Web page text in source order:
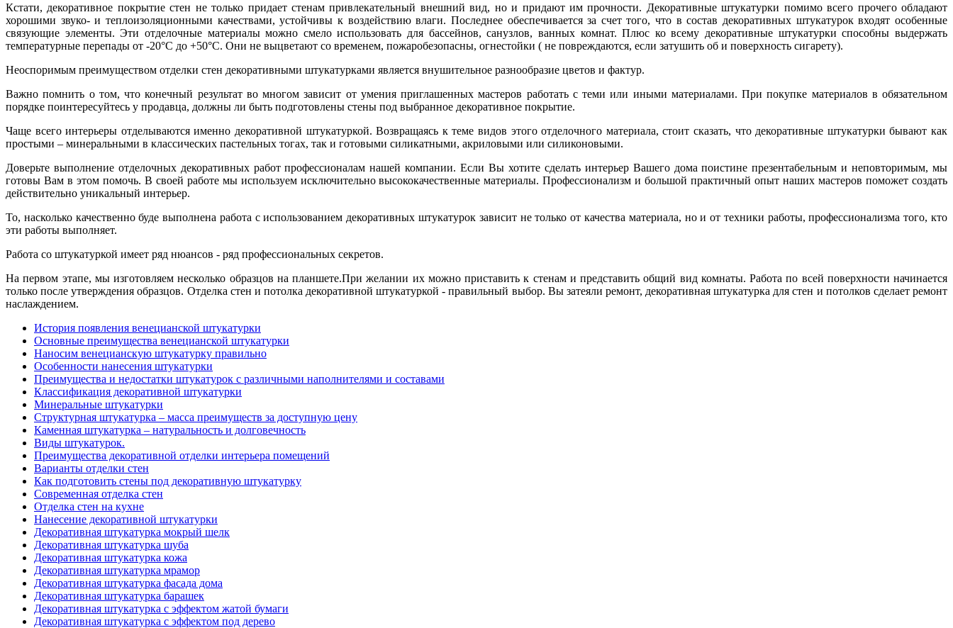
Кстати, декоративное покрытие стен не только придает стенам привлекательный внешний вид, но и придают им прочности. Декоративные штукатурки помимо всего прочего обладают
хорошими звуко- и теплоизоляционными качествами, устойчивы к воздействию влаги. Последнее обеспечивается за счет того, что в состав декоративных штукатурок входят особенные
связующие элементы. Эти отделочные материалы можно смело использовать для бассейнов, санузлов, ванных комнат. Плюс ко всему декоративные штукатурки способны выдержать
температурные перепады от -20°С до +50°С. Они не выцветают со временем, пожаробезопасны, огнестойки ( не повреждаются, если затушить об и поверхность сигарету).
Неоспоримым преимуществом отделки стен декоративными штукатурками является внушительное разнообразие цветов и фактур.
Важно помнить о том, что конечный результат во многом зависит от умения приглашенных мастеров работать с теми или иными материалами. При покупке материалов в обязательном
порядке поинтересуйтесь у продавца, должны ли быть подготовлены стены под выбранное декоративное покрытие.
Чаще всего интерьеры отделываются именно декоративной штукатуркой. Возвращаясь к теме видов этого отделочного материала, стоит сказать, что декоративные штукатурки бывают как
простыми – минеральными в классических пастельных тогах, так и готовыми силикатными, акриловыми или силиконовыми.
Доверьте выполнение отделочных декоративных работ профессионалам нашей компании. Если Вы хотите сделать интерьер Вашего дома поистине презентабельным и неповторимым, мы
готовы Вам в этом помочь. В своей работе мы используем исключительно высококачественные материалы. Профессионализм и большой практичный опыт наших мастеров поможет создать
действительно уникальный интерьер.
То, насколько качественно буде выполнена работа с использованием декоративных штукатурок зависит не только от качества материала, но и от техники работы, профессионализма того, кто
эти работы выполняет.
Работа со штукатуркой имеет ряд нюансов - ряд профессиональных секретов.
На первом этапе, мы изготовляем несколько образцов на планшете.При желании их можно приставить к стенам и представить общий вид комнаты. Работа по всей поверхности начинается
только после утверждения образцов. Отделка стен и потолка декоративной штукатуркой - правильный выбор. Вы затеяли ремонт, декоративная штукатурка для стен и потолков сделает ремонт
наслаждением.
История появления венецианской штукатурки
Основные преимущества венецианской штукатурки
Наносим венецианскую штукатурку правильно
Особенности нанесения штукатурки
Преимущества и недостатки штукатурок с различными наполнителями и составами
Классификация декоративной штукатурки
Минеральные штукатурки
Структурная штукатурка – масса преимуществ за доступную цену
Каменная штукатурка – натуральность и долговечность
Виды штукатурок.
Преимущества декоративной отделки интерьера помещений
Варианты отделки стен
Как подготовить стены под декоративную штукатурку
Современная отделка стен
Отделка стен на кухне
Нанесение декоративной штукатурки
Декоративная штукатурка мокрый шелк
Декоративная штукатурка шуба
Декоративная штукатурка кожа
Декоративная штукатурка мрамор
Декоративная штукатурка фасада дома
Декоративная штукатурка барашек
Декоративная штукатурка с эффектом жатой бумаги
Декоративная штукатурка с эффектом под дерево